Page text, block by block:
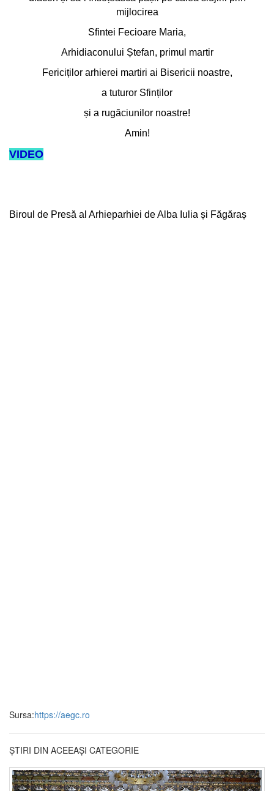
mijlocirea
Sfintei Fecioare Maria,
Arhidiaconului Ștefan, primul martir
Fericiților arhierei martiri ai Bisericii noastre,
a tuturor Sfinților
și a rugăciunilor noastre!
Amin!
VIDEO
Biroul de Presă al Arhieparhiei de Alba Iulia și Făgăraș
Sursa:https://aegc.ro
ȘTIRI DIN ACEEAȘI CATEGORIE